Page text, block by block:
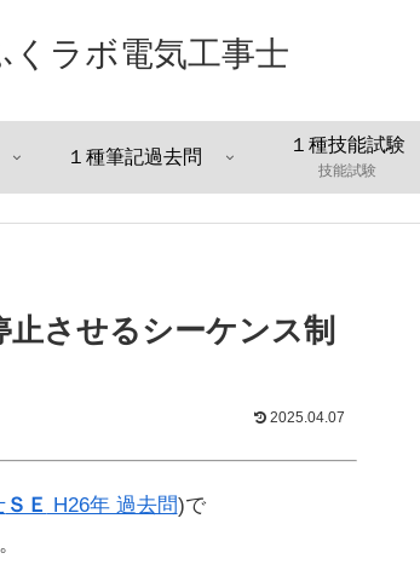
くラボ電気工事士
１種筆記過去問
１種技能試験
技能試験
止させるシーケンス制
2025.04.07
ＳＥ H26年 過去問)で